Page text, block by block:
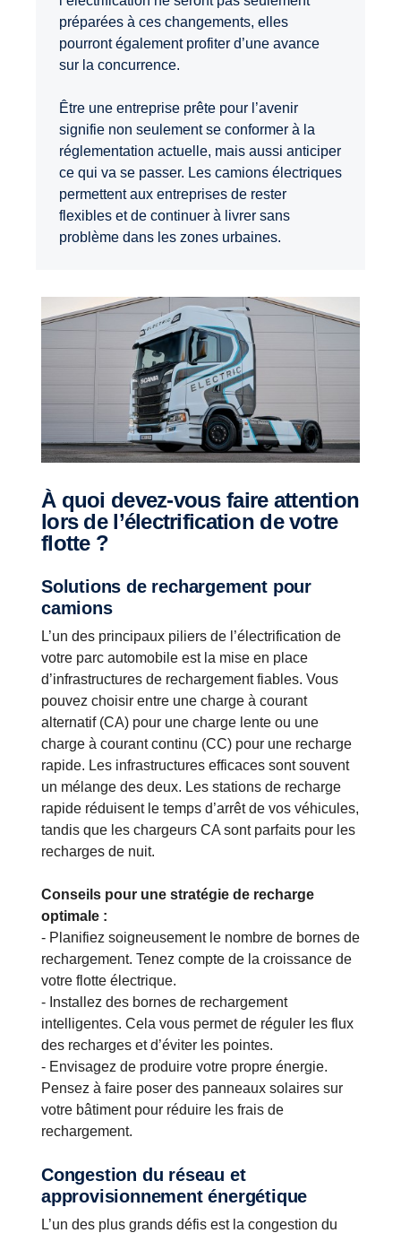
préparées à ces changements, elles
pourront également profiter d’une avance
sur la concurrence.
Être une entreprise prête pour l’avenir
signifie non seulement se conformer à la
réglementation actuelle, mais aussi anticiper
ce qui va se passer. Les camions électriques
permettent aux entreprises de rester
flexibles et de continuer à livrer sans
problème dans les zones urbaines.
À quoi devez-vous faire attention
lors de l’électrification de votre
flotte ?
Solutions de rechargement pour
camions
L’un des principaux piliers de l’électrification de
votre parc automobile est la mise en place
d’infrastructures de rechargement fiables. Vous
pouvez choisir entre une charge à courant
alternatif (CA) pour une charge lente ou une
charge à courant continu (CC) pour une recharge
rapide. Les infrastructures efficaces sont souvent
un mélange des deux. Les stations de recharge
rapide réduisent le temps d’arrêt de vos véhicules,
tandis que les chargeurs CA sont parfaits pour les
recharges de nuit.
Conseils pour une stratégie de recharge
optimale :
- Planifiez soigneusement le nombre de bornes de
rechargement. Tenez compte de la croissance de
votre flotte électrique.
- Installez des bornes de rechargement
intelligentes. Cela vous permet de réguler les flux
des recharges et d’éviter les pointes.
- Envisagez de produire votre propre énergie.
Pensez à faire poser des panneaux solaires sur
votre bâtiment pour réduire les frais de
rechargement.
Congestion du réseau et
approvisionnement énergétique
L’un des plus grands défis est la congestion du